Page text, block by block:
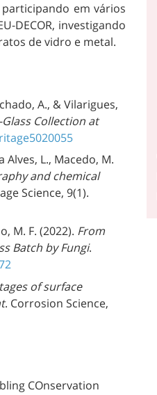
em vários
DECOR, investigando
de vidro e metal.
A., & Vilarigues,
Collection at
L., Macedo, M.
and chemical
Science, 9(1).
M. F. (2022). From
Batch by Fungi.
of surface
. Corrosion Science,
COnservation